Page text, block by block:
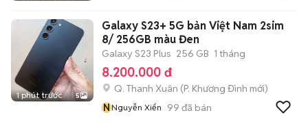
1 phút trước 5
Galaxy S23+ 5G bản Việt Nam 2sim
8/ 256GB màu Đen
Galaxy S23 Plus 256 GB 1 tháng
8.200.000 đ
Q. Thanh Xuân (P. Khương Đình mới)
NNguyễn Xiển 99 đã bán